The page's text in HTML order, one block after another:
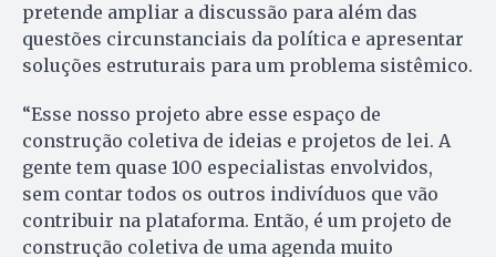
pretende ampliar a discussão para além das
questões circunstanciais da política e apresentar
soluções estruturais para um problema sistêmico.
“Esse nosso projeto abre esse espaço de
construção coletiva de ideias e projetos de lei. A
gente tem quase 100 especialistas envolvidos,
sem contar todos os outros indivíduos que vão
contribuir na plataforma. Então, é um projeto de
construção coletiva de uma agenda muito